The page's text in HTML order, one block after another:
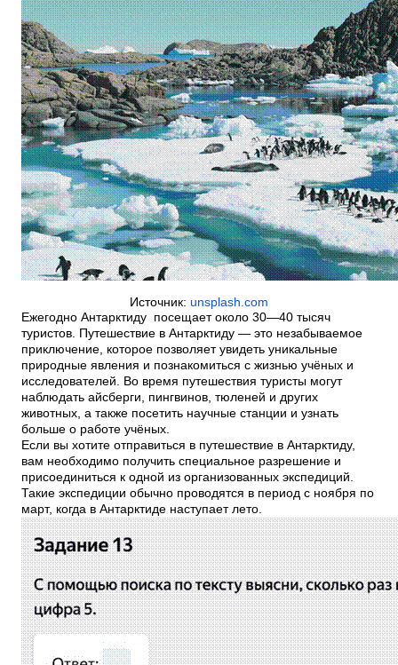
Источник: unsplash.com
Ежегодно Антарктиду посещает около 30—40 тысяч
туристов. Путешествие в Антарктиду — это незабываемое
приключение, которое позволяет увидеть уникальные
природные явления и познакомиться с жизнью учёных и
исследователей. Во время путешествия туристы могут
наблюдать айсберги, пингвинов, тюленей и других
животных, а также посетить научные станции и узнать
больше о работе учёных.
Если вы хотите отправиться в путешествие в Антарктиду,
вам необходимо получить специальное разрешение и
присоединиться к одной из организованных экспедиций.
Такие экспедиции обычно проводятся в период с ноября по
март, когда в Антарктиде наступает лето.